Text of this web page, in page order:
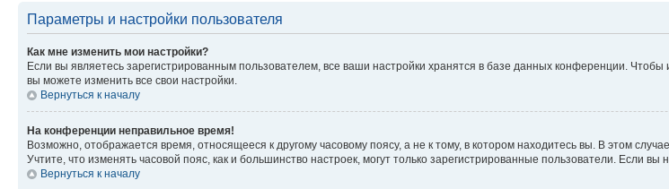
Параметры и настройки пользователя
Как мне изменить мои настройки?
Если вы являетесь зарегистрированным пользователем, все ваши настройки хранятся в базе данных конференции. Чтобы
вы можете изменить все свои настройки.
Вернуться к началу
На конференции неправильное время!
Возможно, отображается время, относящееся к другому часовому поясу, а не к тому, в котором находитесь вы. В этом
Учтите, что изменять часовой пояс, как и большинство настроек, могут только зарегистрированные пользователи. Если
Вернуться к началу